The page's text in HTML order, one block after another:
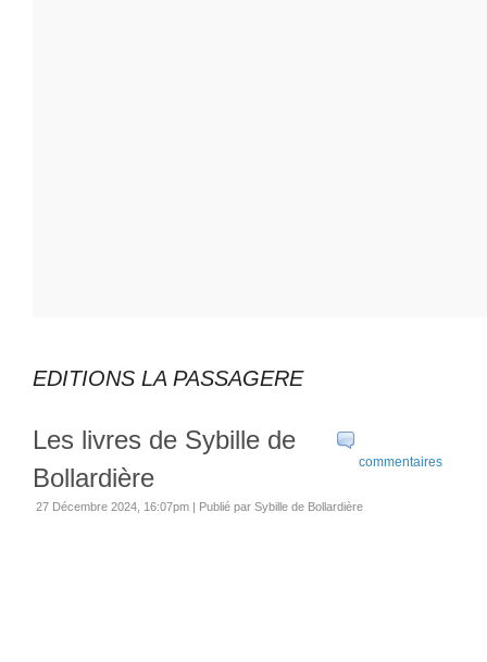
EDITIONS LA PASSAGERE
commentaires
Les livres de Sybille de
Bollardière
27 Décembre 2024, 16:07pm | Publié par Sybille de Bollardière